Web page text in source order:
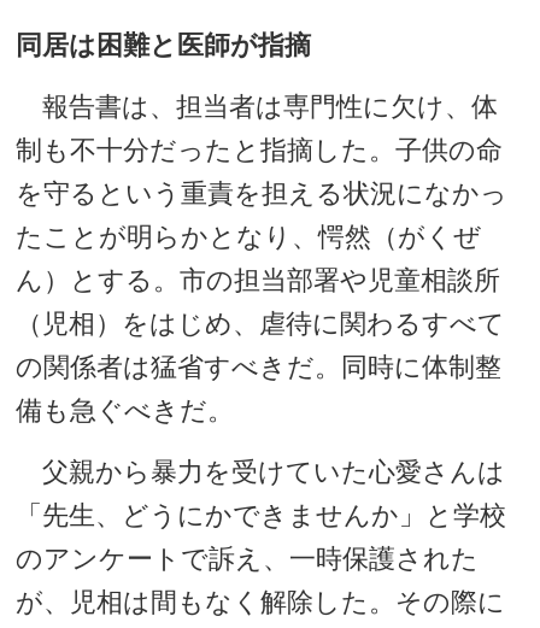
同居は困難と医師が指摘
報告書は、担当者は専門性に欠け、体
制も不十分だったと指摘した。子供の命
を守るという重責を担える状況になかっ
たことが明らかとなり、愕然（がくぜ
ん）とする。市の担当部署や児童相談所
（児相）をはじめ、虐待に関わるすべて
の関係者は猛省すべきだ。同時に体制整
備も急ぐべきだ。
父親から暴力を受けていた心愛さんは
「先生、どうにかできませんか」と学校
のアンケートで訴え、一時保護された
が、児相は間もなく解除した。その際に